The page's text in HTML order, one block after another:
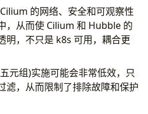
的网络、安全和可观察性
，从而使 Cilium 和 Hubble 的
明，不只是 k8s 可用，耦合更
元组)实施可能会非常低效，只
滤，从而限制了排除故障和保护